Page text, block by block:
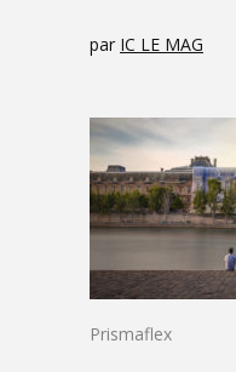
par IC LE MAG
Prismaflex